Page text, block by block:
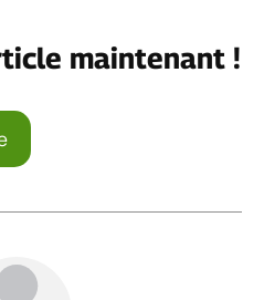
maintenant !